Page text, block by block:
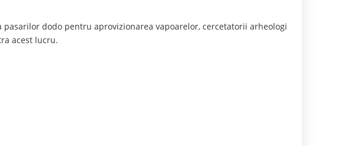
dodo pentru aprovizionarea vapoarelor, cercetatorii arheologi
acest lucru.